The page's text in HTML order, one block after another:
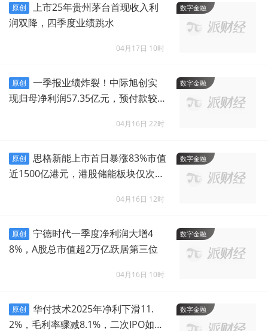
数字金融
原创
上市25年贵州茅台首现收入利
润双降，四季度业绩跳水
04月17日 10时
数字金融
原创
一季报业绩炸裂！中际旭创实
现归母净利润57.35亿元，预付款较2
04月16日 22时
数字金融
原创
思格新能上市首日暴涨83%市值
近1500亿港元，港股储能板块仅次于
04月16日 12时
数字金融
原创
宁德时代一季度净利润大增4
8%，A股总市值超2万亿跃居第三位
04月16日 10时
数字金融
原创
华付技术2025年净利下滑11.
2%，毛利率骤减8.1%，二次IPO如何